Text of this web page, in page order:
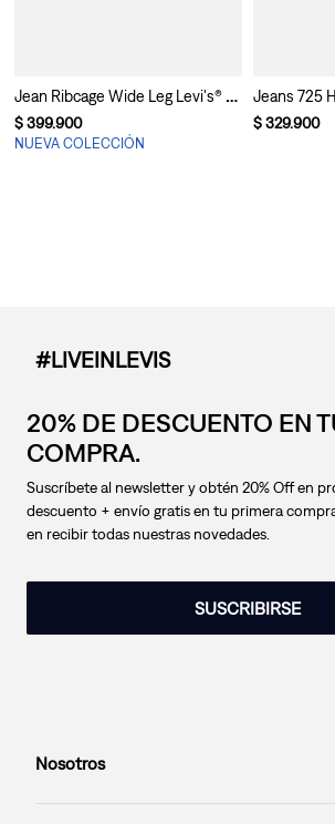
Jean Ribcage Wide Leg Levi's® Para Mujer
$399.900
NUEVA COLECCIÓN
$329.900
#LIVEINLEVIS
20% DE DESCUENTO EN
COMPRA.
Suscríbete al newsletter y obtén 20% Off en
descuento + envío gratis en tu primera
en recibir todas nuestras novedades.
SUSCRIBIRSE
Nosotros